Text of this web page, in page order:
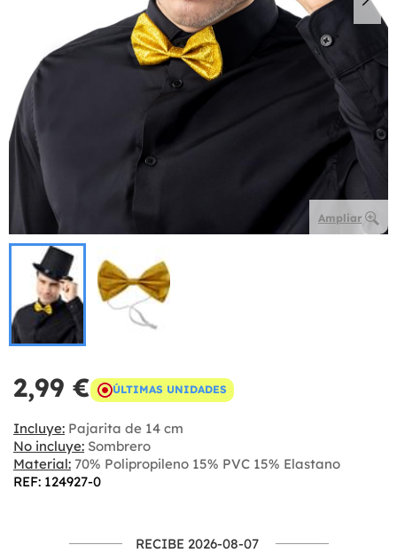
Ampliar
2,99 € ÚLTIMAS UNIDADES
Incluye: Pajarita de 14 cm
No incluye: Sombrero
Material: 70% Polipropileno 15% PVC 15% Elastano
REF: 124927-0
RECIBE 2026-08-07